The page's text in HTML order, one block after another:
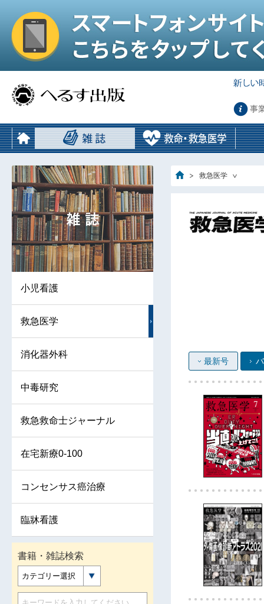
事
救急医学
最新号
小児看護
救急医学
消化器外科
中毒研究
救急救命士ジャーナル
在宅新療0-100
コンセンサス癌治療
臨牀看護
書籍・雑誌検索
カテゴリー選択